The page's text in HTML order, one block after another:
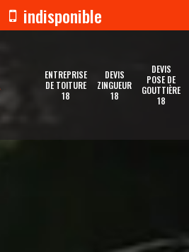
indisponible
ENTREPRISE
DE TOITURE
18
DEVIS
ZINGUEUR
18
DEVIS
POSE DE
GOUTTIÈRE
18